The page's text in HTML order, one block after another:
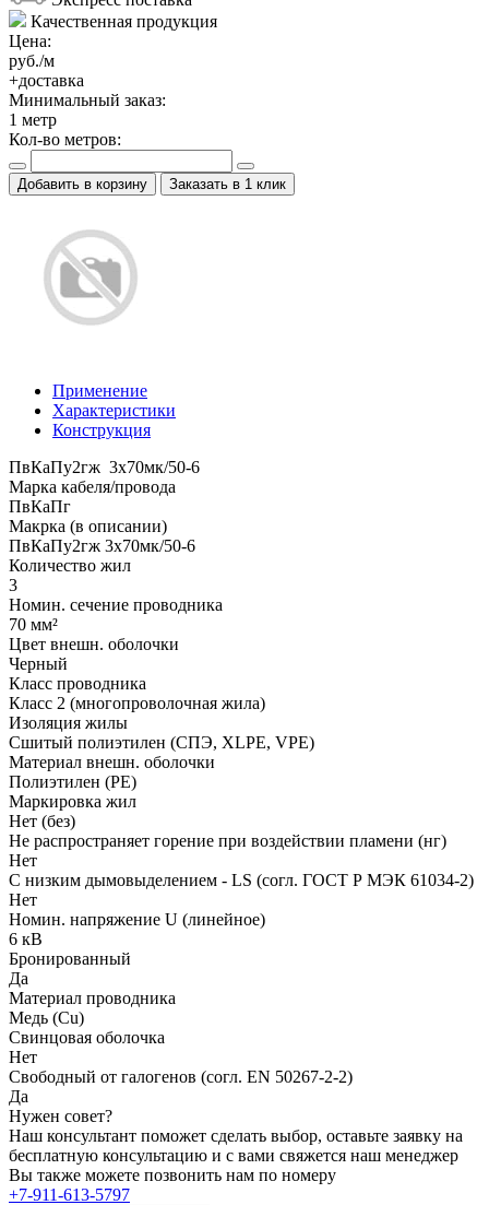
Качественная продукция
Цена:
руб./м
+доставка
Минимальный заказ:
1 метр
Кол-во метров:
Добавить в корзину Заказать в 1 клик
Применение
Характеристики
Конструкция
ПвКаПу2гж 3x70мк/50-6
Марка кабеля/провода
ПвКаПг
Макрка (в описании)
ПвКаПу2гж 3x70мк/50-6
Количество жил
3
Номин. сечение проводника
70 мм²
Цвет внешн. оболочки
Черный
Класс проводника
Класс 2 (многопроволочная жила)
Изоляция жилы
Сшитый полиэтилен (СПЭ, XLPE, VPE)
Материал внешн. оболочки
Полиэтилен (PE)
Маркировка жил
Нет (без)
Не распространяет горение при воздействии пламени (нг)
Нет
С низким дымовыделением - LS (согл. ГОСТ Р МЭК 61034-2)
Нет
Номин. напряжение U (линейное)
6 кВ
Бронированный
Да
Материал проводника
Медь (Cu)
Свинцовая оболочка
Нет
Свободный от галогенов (согл. EN 50267-2-2)
Да
Нужен совет?
Наш консультант поможет сделать выбор, оставьте заявку на
бесплатную консультацию и с вами свяжется наш менеджер
Вы также можете позвонить нам по номеру
+7-911-613-5797